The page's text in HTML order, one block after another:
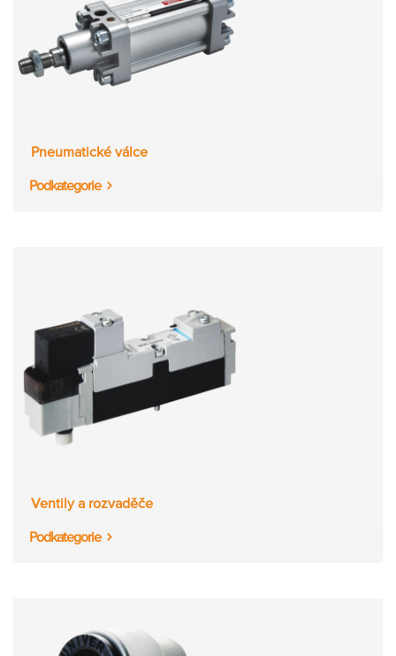
Partner Zone
Pneumatické válce
Podkategorie
Ventily a rozvaděče
Podkategorie